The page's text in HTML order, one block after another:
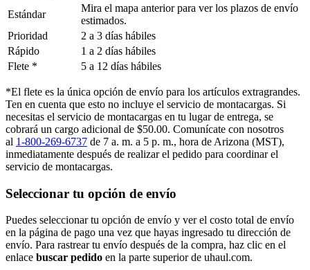
Estándar
Mira el mapa anterior para ver los plazos de envío
estimados.
Prioridad
2 a 3 días hábiles
Rápido
1 a 2 días hábiles
Flete *
5 a 12 días hábiles
*El flete es la única opción de envío para los artículos extragrandes.
Ten en cuenta que esto no incluye el servicio de montacargas. Si
necesitas el servicio de montacargas en tu lugar de entrega, se
cobrará un cargo adicional de $50.00. Comunícate con nosotros
al 1-800-269-6737 de 7 a. m. a 5 p. m., hora de Arizona (MST),
inmediatamente después de realizar el pedido para coordinar el
servicio de montacargas.
Seleccionar tu opción de envío
Puedes seleccionar tu opción de envío y ver el costo total de envío
en la página de pago una vez que hayas ingresado tu dirección de
envío. Para rastrear tu envío después de la compra, haz clic en el
enlace buscar pedido​​​​​​​ en la parte superior de uhaul.com.